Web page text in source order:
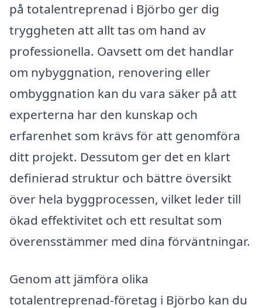
på totalentreprenad i Björbo ger dig
tryggheten att allt tas om hand av
professionella. Oavsett om det handlar
om nybyggnation, renovering eller
ombyggnation kan du vara säker på att
experterna har den kunskap och
erfarenhet som krävs för att genomföra
ditt projekt. Dessutom ger det en klart
definierad struktur och bättre översikt
över hela byggprocessen, vilket leder till
ökad effektivitet och ett resultat som
överensstämmer med dina förväntningar.
Genom att jämföra olika
totalentreprenad-företag i Björbo kan du